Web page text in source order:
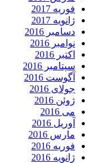
فوریه 2017
ژانویه 2017
دسامبر 2016
نوامبر 2016
اکتبر 2016
سپتامبر 2016
آگوست 2016
جولای 2016
ژوئن 2016
می 2016
آوریل 2016
مارس 2016
فوریه 2016
ژانویه 2016